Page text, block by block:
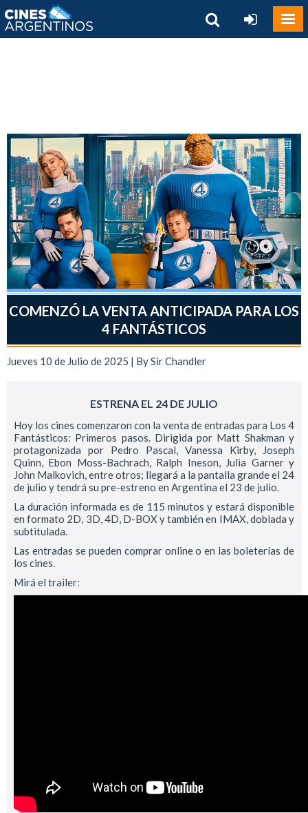
COMENZÓ LA VENTA ANTICIPADA PARA LOS
4 FANTÁSTICOS
Jueves 10 de Julio de 2025 | BySir Chandler
ESTRENA EL 24 DE JULIO
Hoy los cines comenzaron con la venta de entradas para Los 4
Fantásticos: Primeros pasos. Dirigida por Matt Shakman y
protagonizada por Pedro Pascal, Vanessa Kirby, Joseph
Quinn, Ebon Moss-Bachrach, Ralph Ineson, Julia Garner y
John Malkovich, entre otros; llegará a la pantalla grande el 24
de julio y tendrá su pre-estreno en Argentina el 23 de julio.
La duración informada es de 115 minutos y estará disponible
en formato 2D, 3D, 4D, D-BOX y también en IMAX, doblada y
subtitulada.
Las entradas se pueden comprar online o en las boleterías de
los cines.
Mirá el trailer: